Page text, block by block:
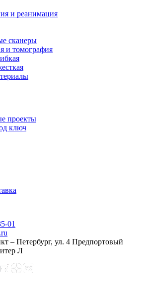
и реанимация
сканеры
и томография
проекты
ключ
01
– Петербург, ул. 4 Предпортовый
Л